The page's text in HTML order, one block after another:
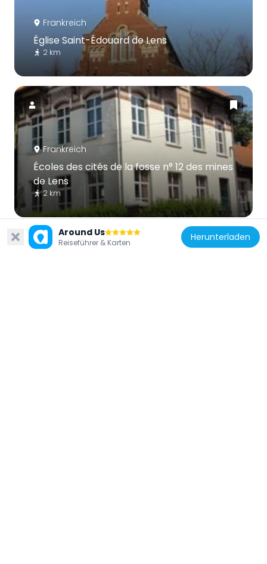
Frankreich
Église Saint-Édouard de Lens
2 km
Frankreich
Écoles des cités de la fosse n° 12 des mines
de Lens
2 km
Around Us
Reiseführer & Karten Herunterladen